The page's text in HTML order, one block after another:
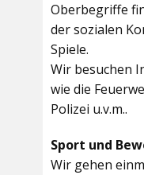
Oberbegriffe
der sozialen
Spiele.
Wir besuchen
wie die
Polizei u.v.m..
Sport und
Wir gehen